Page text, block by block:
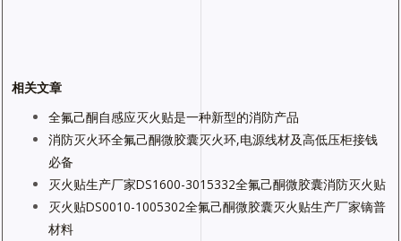
相关文章
全氟己酮自感应灭火贴是一种新型的消防产品
消防灭火环全氟己酮微胶囊灭火环,电源线材及高低压柜接钱
必备
灭火贴生产厂家DS1600-3015332全氟己酮微胶囊消防灭火贴
灭火贴DS0010-1005302全氟己酮微胶囊灭火贴生产厂家镝普
材料